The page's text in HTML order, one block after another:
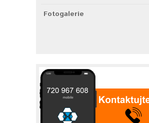
Fotogalerie